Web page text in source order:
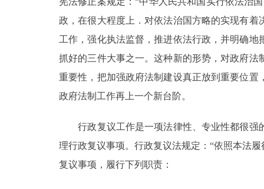
政，在很大程度上．对依法治国方略的实现有
工作，强化执法监督，推进依法行政，并明确
抓好的三件大事之一。这种新的形势，对政府
重要性，把加强政府法制建设真正放到重要位
政府法制工作再上一个新台阶。
行政复议工作是一项法律性、专业性都很强
理行政复议事项。行政复议法规定：“依照本法
复议事项，履行下列职责：